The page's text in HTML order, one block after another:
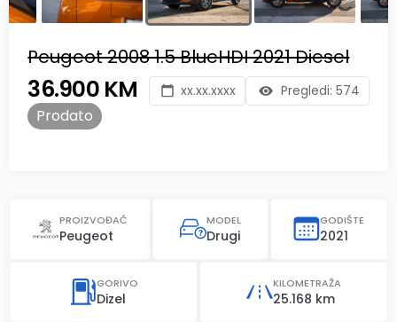
Peugeot 2008 1.5 BlueHDI 2021 Diesel
36.900 KM
Prodato
xx.xx.xxxx Pregledi: 574
PROIZVOĐAČ
Peugeot
MODEL
Drugi
GODIŠTE
2021
GORIVO
Dizel
KILOMETRAŽA
25.168 km